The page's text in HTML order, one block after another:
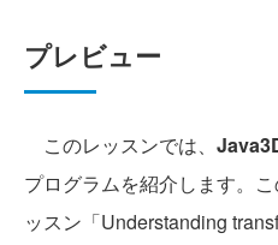
プレビュー
このレッスンでは、
プログラムを紹介します。
ッスン「Understanding